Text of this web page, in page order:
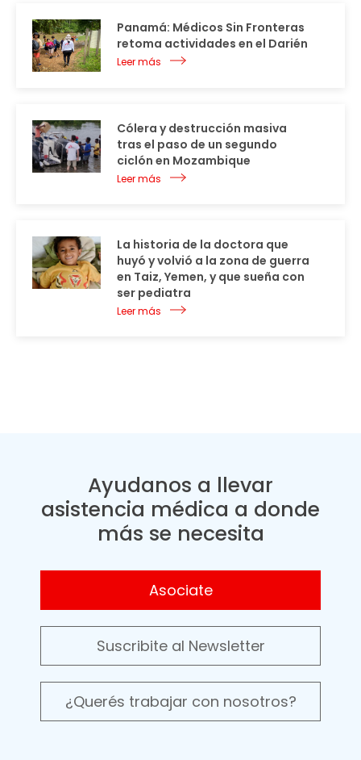
Panamá: Médicos Sin Fronteras
retoma actividades en el Darién
Leer más
Cólera y destrucción masiva
tras el paso de un segundo
ciclón en Mozambique
Leer más
La historia de la doctora que
huyó y volvió a la zona de guerra
en Taiz, Yemen, y que sueña con
ser pediatra
Leer más
Ayudanos a llevar
asistencia médica a donde
más se necesita
Asociate
Suscribite al Newsletter
¿Querés trabajar con nosotros?